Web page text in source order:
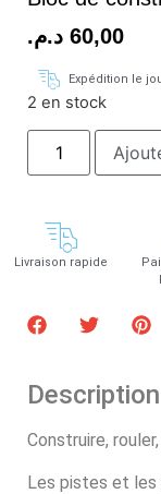
60,00 د.م.
Expédition le
2 en stock
Livraison rapide
Construire,
Les pistes et les